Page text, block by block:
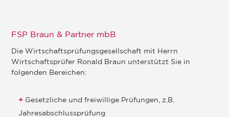
FSP Braun & Partner mbB
Die Wirtschaftsprüfungsgesellschaft mit Herrn
Wirtschaftsprüfer Ronald Braun unterstützt Sie in
folgenden Bereichen:
Gesetzliche und freiwillige Prüfungen, z.B.
Jahresabschlussprüfung